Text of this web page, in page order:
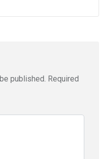
published. Required